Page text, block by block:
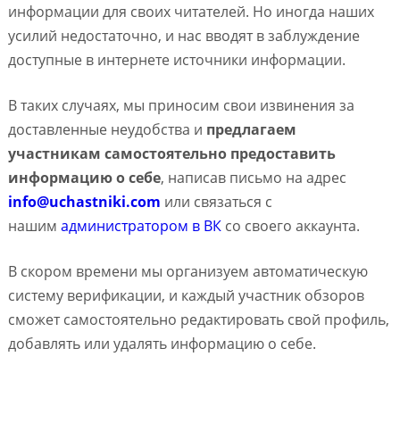
информации для своих читателей. Но иногда наших
усилий недостаточно, и нас вводят в заблуждение
доступные в интернете источники информации.
В таких случаях, мы приносим свои извинения за
доставленные неудобства и предлагаем
участникам самостоятельно предоставить
информацию о себе, написав письмо на адрес
info@uchastniki.com или связаться с
нашим администратором в ВКсо своего аккаунта.
В скором времени мы организуем автоматическую
систему верификации, и каждый участник обзоров
сможет самостоятельно редактировать свой профиль,
добавлять или удалять информацию о себе.